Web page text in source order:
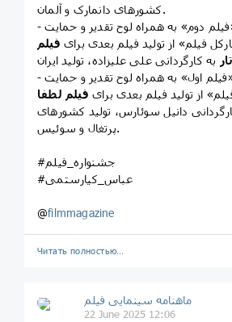
کشورهای دانمارک و آلمان.
- گیلاس نقره «فیلم دوم» به همراه لوح تقدیر و حمایت
فیلم» از تولید فیلم بعدی برای فیلم
- گیلاس طلا «فیلم اول» به همراه لوح تقدیر و حمایت
از تولید فیلم بعدی برای فیلم لطفا
دانیل سوئارس، تولید کشورهای
پرتغال و سوئیس.
#جشنواره_فیلم
#عباس_کیارستمی
@filmmagazine
Читать полностью…
ماهنامه سینمایی فیلم
22 June 2025 12:06